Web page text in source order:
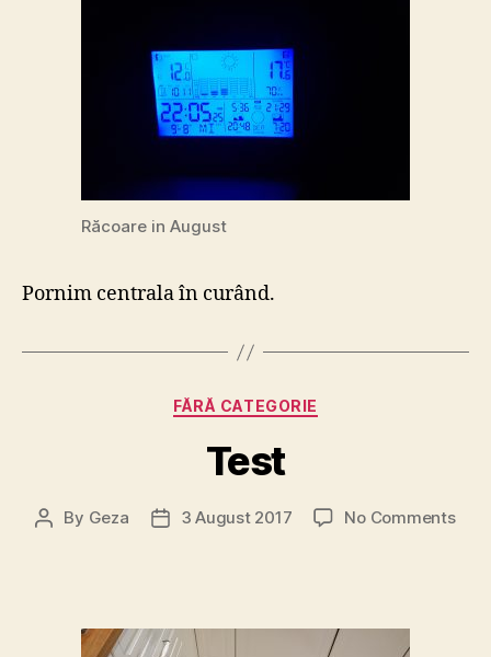
Răcoare in August
Pornim centrala în curând.
Categories
FĂRĂ CATEGORIE
Test
Post
By Geza
Post3 August 2017 No Commentson